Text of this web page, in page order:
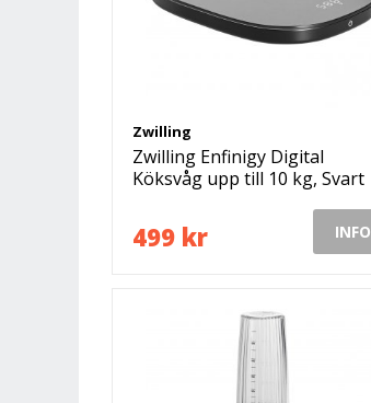
Zwilling
Zwilling Enfinigy Digital
Köksvåg upp till 10 kg, Svart
499 kr INFO